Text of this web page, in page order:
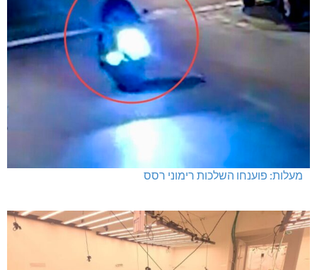
מעלות: פוענחו השלכות רימוני רסס